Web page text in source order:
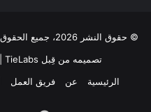
© حقوق النشر 2026، جميع الحقوق محفوظة |
تصميمه من قِبل TieLabs
الرئيسية
عن فريق العمل